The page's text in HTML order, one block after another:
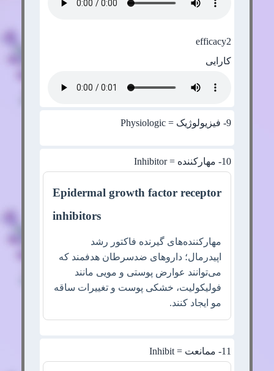
efficacy2
کارایی
9- فیزیولوژیک = Physiologic
10- مهارکننده = Inhibitor
Epidermal growth factor receptor
inhibitors
مهارکننده‌های گیرنده فاکتور رشد
اپیدرمال؛ داروهای ضدسرطان هدفمند که
می‌توانند عوارض پوستی و مویی مانند
فولیکولیت، خشکی پوست و تغییرات ساقه
مو ایجاد کنند.
11- ممانعت = Inhibit